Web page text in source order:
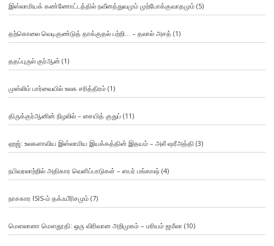
இஸ்லாமியக் கண்ணோட்டத்தில் நவீனத்துவமும் முற்போக்குவாதமும்(5)
தற்கொலை வெடிகுண்டுத் தாக்குதல் பற்றி… – தலால் அசத் (1)
ததப்புருல் குர்ஆன் (1)
முஸ்லிம் பார்வையில் உலக சரித்திரம்(1)
திருக்குர்ஆனின் நிழலில் – சையித் குதுப் (11)
ஹஜ்: உலகளாவிய இஸ்லாமிய இயக்கத்தின் இதயம் – அலீ ஷரீஅத்தி (3)
நபிவரலாற்றில் அதிகார வெளிப்பாடுகள் – ஸபர் பங்காஷ் (4)
நாசகார ISIS-ம் தக்ஃபீரிசமும்(7)
மௌலானா மௌதூதி: ஒரு விரிவான அறிமுகம் – மரியம் ஜமீலா (10)